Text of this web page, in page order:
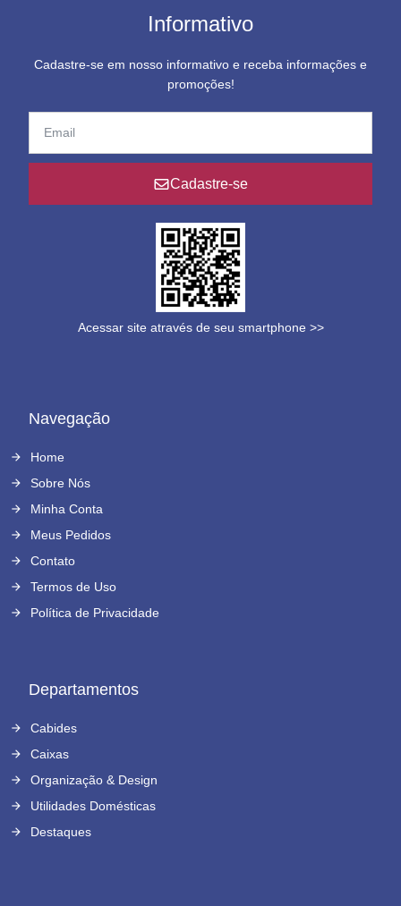
Informativo
Cadastre-se em nosso informativo e receba informações e
promoções!
Cadastre-se
Acessar site através de seu smartphone >>
Navegação
Home
Sobre Nós
Minha Conta
Meus Pedidos
Contato
Termos de Uso
Política de Privacidade
Departamentos
Cabides
Caixas
Organização & Design
Utilidades Domésticas
Destaques